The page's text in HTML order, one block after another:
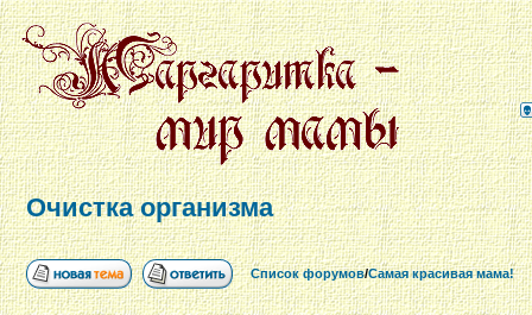
Очистка организма
Список форумов/Самая красивая мама!